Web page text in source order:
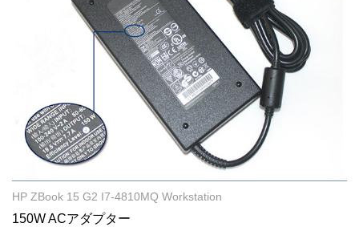
HP ZBook 15 G2 I7-4810MQ Workstation
150W ACアダプター